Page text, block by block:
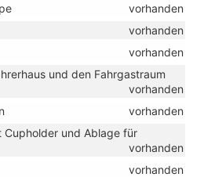
vorhanden
vorhanden
vorhanden
und den Fahrgastraum
vorhanden
vorhanden
Cupholder und Ablage für
vorhanden
vorhanden